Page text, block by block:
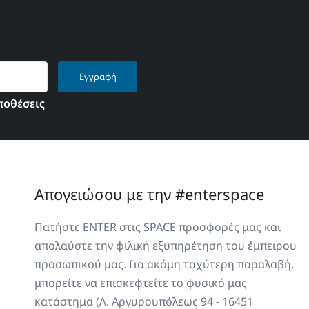
Εγγραφή
Απογειώσου με την #enterspace
Πατήστε ENTER στις SPACE προσφορές μας και
απολαύστε την φιλική εξυπηρέτηση του έμπειρου
προσωπικού μας. Για ακόμη ταχύτερη παραλαβή,
μπορείτε να επισκεφτείτε το φυσικό μας
κατάστημα (Λ. Αργυρουπόλεως 94 - 16451